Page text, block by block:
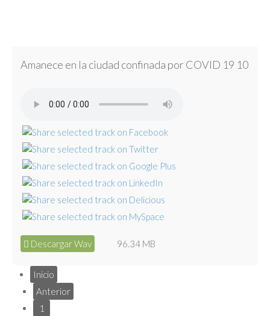
Amanece en la ciudad confinada por COVID 19 10
Descargar Wav 96.34 MB
Inicio
Anterior
1